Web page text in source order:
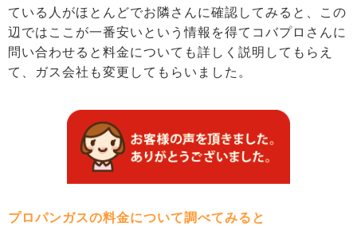
ている人がほとんどでお隣さんに確認してみると、この
辺ではここが一番安いという情報を得てコバプロさんに
問い合わせると料金についても詳しく説明してもらえ
て、ガス会社も変更してもらいました。
プロパンガスの料金について調べてみると